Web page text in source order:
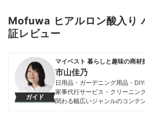
Mofuwa ヒアルロン酸入り
証レビュー
ガイド
マイベスト 暮らしと趣味の商材
市山佳乃
日用品・ガーデニング用品・
家事代行サービス・クリーニン
関わる幅広いジャンルのコンテ